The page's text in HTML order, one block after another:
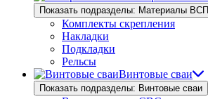
Показать подразделы: Материалы ВСП
Комплекты скрепления
Накладки
Подкладки
Рельсы
Винтовые сваи
Показать подразделы: Винтовые сваи